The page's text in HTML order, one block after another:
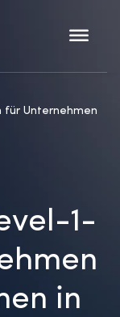
für Unternehmen
1-
in